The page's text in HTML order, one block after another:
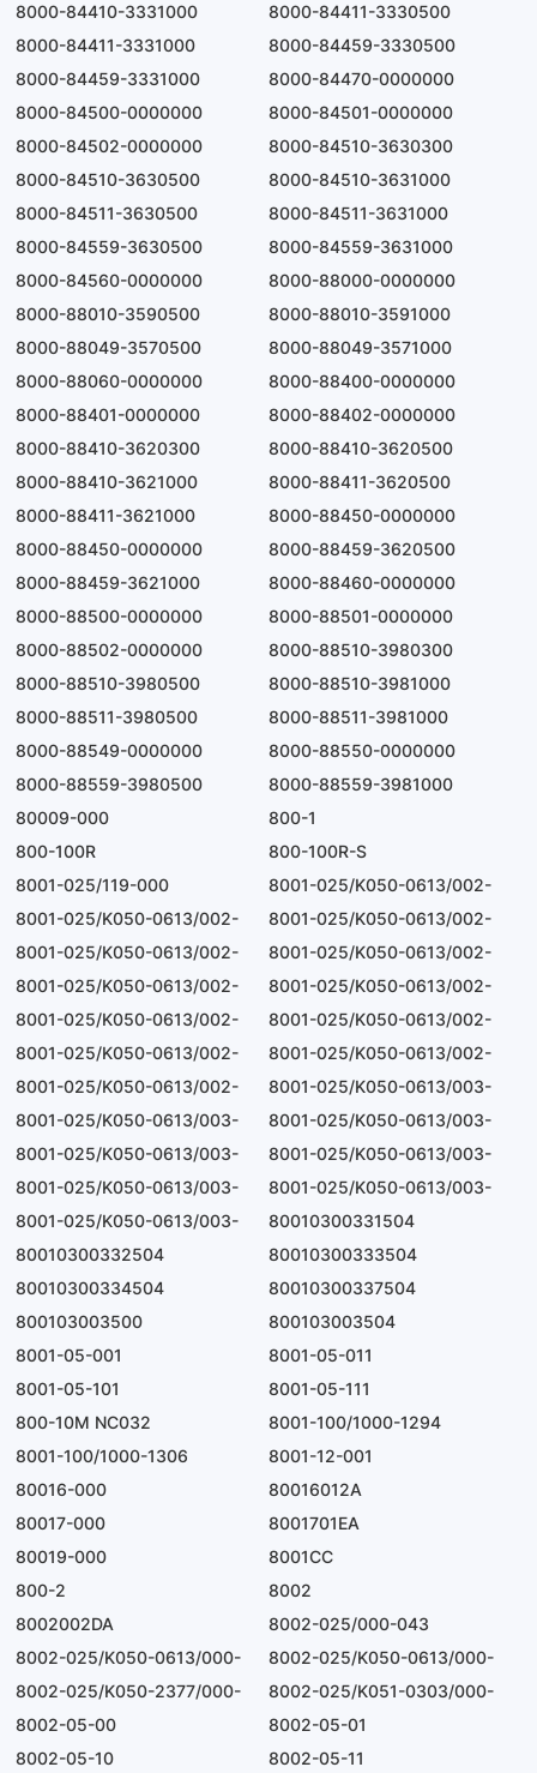
8000-84410-3331000
8000-84411-3330500
8000-84411-3331000
8000-84459-3330500
8000-84459-3331000
8000-84470-0000000
8000-84500-0000000
8000-84501-0000000
8000-84502-0000000
8000-84510-3630300
8000-84510-3630500
8000-84510-3631000
8000-84511-3630500
8000-84511-3631000
8000-84559-3630500
8000-84559-3631000
8000-84560-0000000
8000-88000-0000000
8000-88010-3590500
8000-88010-3591000
8000-88049-3570500
8000-88049-3571000
8000-88060-0000000
8000-88400-0000000
8000-88401-0000000
8000-88402-0000000
8000-88410-3620300
8000-88410-3620500
8000-88410-3621000
8000-88411-3620500
8000-88411-3621000
8000-88450-0000000
8000-88450-0000000
8000-88459-3620500
8000-88459-3621000
8000-88460-0000000
8000-88500-0000000
8000-88501-0000000
8000-88502-0000000
8000-88510-3980300
8000-88510-3980500
8000-88510-3981000
8000-88511-3980500
8000-88511-3981000
8000-88549-0000000
8000-88550-0000000
8000-88559-3980500
8000-88559-3981000
80009-000
800-1
800-100R
800-100R-S
8001-025/119-000
8001-025/K050-0613/002-
1000
8001-025/K050-0613/002-
1100
8001-025/K050-0613/002-
1300
8001-025/K050-0613/002-
3700
8001-025/K050-0613/002-
400
8001-025/K050-0613/002-
500
8001-025/K050-0613/002-
6500
8001-025/K050-0613/002-
6600
8001-025/K050-0613/002-
6700
8001-025/K050-0613/002-
7300
8001-025/K050-0613/002-
800
8001-025/K050-0613/002-
900
8001-025/K050-0613/003-
5100
8001-025/K050-0613/003-
5300
8001-025/K050-0613/003-
5400
8001-025/K050-0613/003-
5600
8001-025/K050-0613/003-
5700
8001-025/K050-0613/003-
5800
8001-025/K050-0613/003-
5900
8001-025/K050-0613/003-
8200
80010300331504
80010300332504
80010300333504
80010300334504
80010300337504
800103003500
800103003504
8001-05-001
8001-05-011
8001-05-101
8001-05-111
800-10M NC032
8001-100/1000-1294
8001-100/1000-1306
8001-12-001
80016-000
80016012A
80017-000
8001701EA
80019-000
8001CC
800-2
8002
8002002DA
8002-025/000-043
8002-025/K050-0613/000-
6800
8002-025/K050-0613/000-
8700
8002-025/K050-2377/000-
000
8002-025/K051-0303/000-
100
8002-05-00
8002-05-01
8002-05-10
8002-05-11